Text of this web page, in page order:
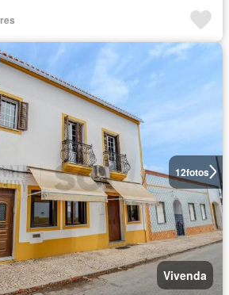
12fotos
Vivenda